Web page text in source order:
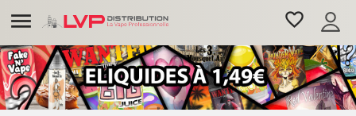
 favorite_border